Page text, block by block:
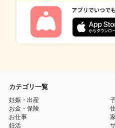
カテゴリ一覧
妊娠・出産
お金・保険
お仕事
妊活